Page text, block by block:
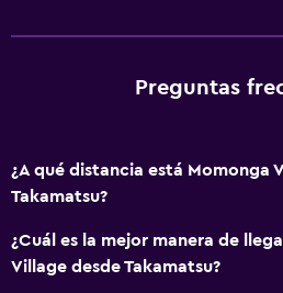
Preguntas
¿A qué distancia está Momonga
Takamatsu?
¿Cuál es la mejor manera de
Village desde Takamatsu?